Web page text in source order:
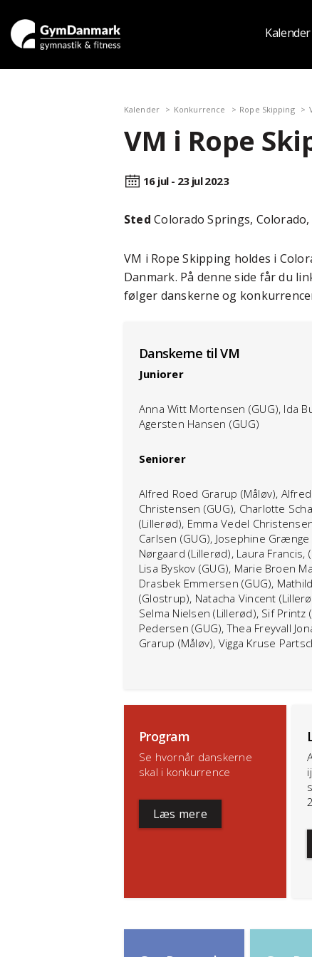
Kalender
Kalender Konkurrence Rope Skipping
VM i Rope
16 jul - 23 jul2023
Sted Colorado Springs, Colorado,
VM i Rope Skipping holdes i
Danmark. På denne side får du
følger danskerne og
Danskerne til VM
Juniorer
Anna Witt Mortensen (GUG), Ida
Agersten Hansen (GUG)
Seniorer
Alfred Roed Grarup (Måløv),
Christensen (GUG), Charlotte
(Lillerød), Emma Vedel
Carlsen (GUG), Josephine
Nørgaard (Lillerød), Laura
Lisa Byskov (GUG), Marie Broen
Drasbek Emmersen (GUG),
(Glostrup), Natacha Vincent
Selma Nielsen (Lillerød), Sif
Pedersen (GUG), Thea Freyvall
Grarup (Måløv), Vigga Kruse
Program
Se hvornår danskerne
skal i konkurrence
Læs mere